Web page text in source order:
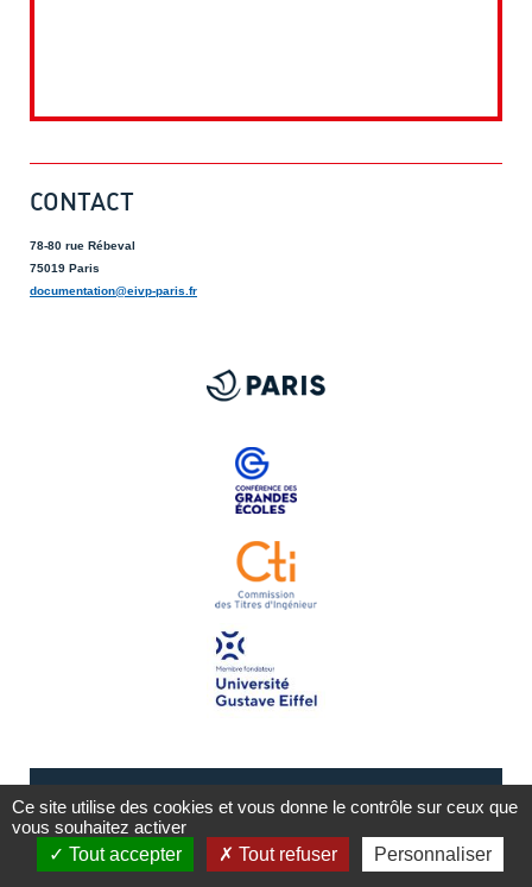
CONTACT
78-80 rue Rébeval
75019 Paris
documentation@eivp-paris.fr
Mentions légales Plan du site
Ce site utilise des cookies et vous donne le contrôle sur ceux que
vous souhaitez activer
Tout accepter
Tout refuser Personnaliser